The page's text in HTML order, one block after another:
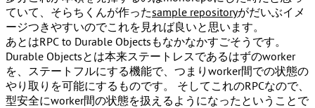
ていて、そらちくんが作ったsample repositoryがだいぶイメ
ージつきやすいのでこれを見れば良いと思います。
あとはRPC to Durable Objects もなかなかすごそうです。
Durable Objectsとは本来ステートレスであるはずのworker
を、ステートフルにする機能で、つまりworker間での状態の
やり取りを可能にするものです。 そしてこれのRPCなので、
型安全にworker間の状態を扱えるようになったということで